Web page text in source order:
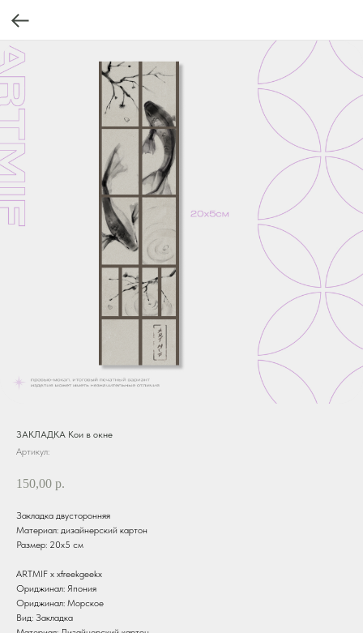
ЗАКЛАДКА Кои в окне
Артикул:
150,00 р.
Закладка двусторонняя
Материал: дизайнерский картон
Размер: 20х5 см
ARTMIF х xfreekgeekx
Ориджинал: Япония
Ориджинал: Морское
Вид: Закладка